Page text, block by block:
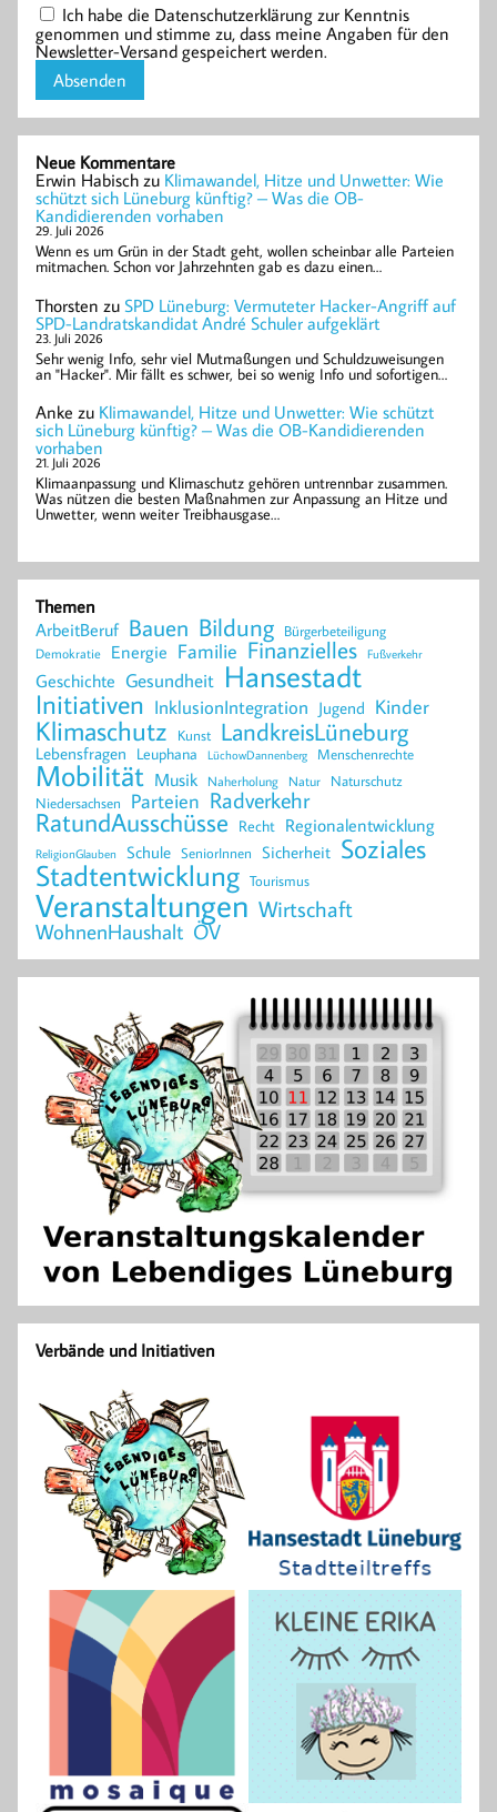
Ich habe die Datenschutzerklärung zur Kenntnis
genommen und stimme zu, dass meine Angaben für den
Newsletter-Versand gespeichert werden.
Neue Kommentare
Erwin Habisch zu Klimawandel, Hitze und Unwetter: Wie
schützt sich Lüneburg künftig? – Was die OB-
Kandidierenden vorhaben
29. Juli 2026
Wenn es um Grün in der Stadt geht, wollen scheinbar alle Parteien
mitmachen. Schon vor Jahrzehnten gab es dazu einen…
Thorsten zu SPD Lüneburg: Vermuteter Hacker-Angriff auf
SPD-Landratskandidat André Schuler aufgeklärt
23. Juli 2026
Sehr wenig Info, sehr viel Mutmaßungen und Schuldzuweisungen
an "Hacker". Mir fällt es schwer, bei so wenig Info und sofortigen…
Anke zu Klimawandel, Hitze und Unwetter: Wie schützt
sich Lüneburg künftig? – Was die OB-Kandidierenden
vorhaben
21. Juli 2026
Klimaanpassung und Klimaschutz gehören untrennbar zusammen.
Was nützen die besten Maßnahmen zur Anpassung an Hitze und
Unwetter, wenn weiter Treibhausgase…
Themen
ArbeitBeruf Bauen Bildung Bürgerbeteiligung
Demokratie Energie Familie Finanzielles Fußverkehr
Geschichte Gesundheit Hansestadt
Initiativen InklusionIntegration Jugend Kinder
Klimaschutz Kunst LandkreisLüneburg
Lebensfragen Leuphana LüchowDannenberg Menschenrechte
Mobilität Musik Naherholung Natur Naturschutz
Niedersachsen Parteien Radverkehr
RatundAusschüsse Recht Regionalentwicklung
ReligionGlauben Schule SeniorInnen Sicherheit Soziales
Stadtentwicklung Tourismus
Veranstaltungen Wirtschaft
WohnenHaushalt ÖV
Verbände und Initiativen